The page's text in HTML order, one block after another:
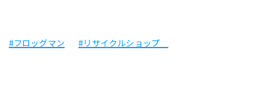
#フロッグマン #リサイクルショップ